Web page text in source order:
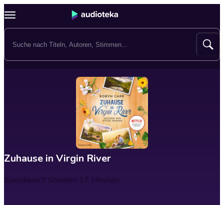
Zuhause in Virgin River
Spieldauer9 Stunden 17 Minuten